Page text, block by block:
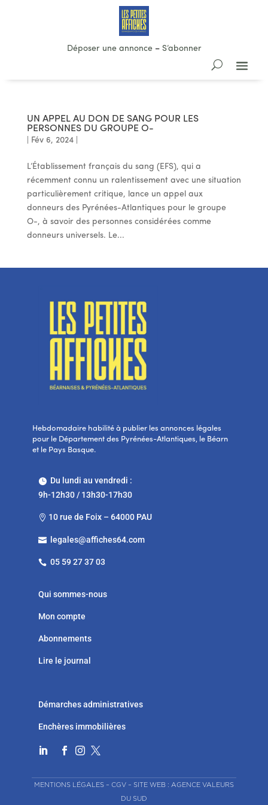
Déposer une annonce– S’abonner
UN APPEL AU DON DE SANG POUR LES
PERSONNES DU GROUPE O-
Fév 6, 2024|
L’Établissement français du sang (EFS), qui a
récemment connu un ralentissement avec une situation
particulièrement critique, lance un appel aux
donneurs des Pyrénées-Atlantiques pour le groupe
O-, à savoir des personnes considérées comme
donneurs universels. Le...
Hebdomadaire habilité à publier les annonces légales
pour le Département des Pyrénées-Atlantiques, le Béarn
et le Pays Basque.
Du lundi au vendredi :
9h-12h30 / 13h30-17h30
 10 rue de Foix – 64000 PAU
 legales@affiches64.com
 05 59 27 37 03
Qui sommes-nous
Mon compte
Abonnements
Lire le journal
Démarches administratives
Enchères immobilières
   
MENTIONS LÉGALES– CGV– SITE WEB : AGENCE VALEURS
DU SUD